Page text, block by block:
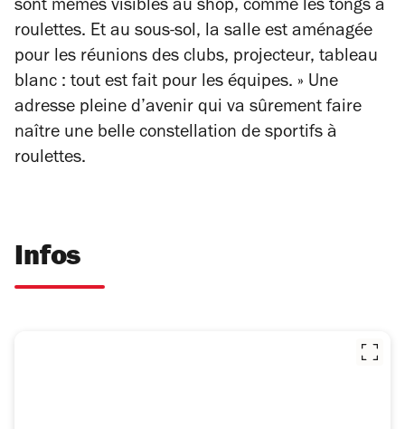
sont mêmes visibles au shop, comme les tongs à
roulettes. Et au sous-sol, la salle est aménagée
pour les réunions des clubs, projecteur, tableau
blanc : tout est fait pour les équipes. » Une
adresse pleine d’avenir qui va sûrement faire
naître une belle constellation de sportifs à
roulettes.
Infos